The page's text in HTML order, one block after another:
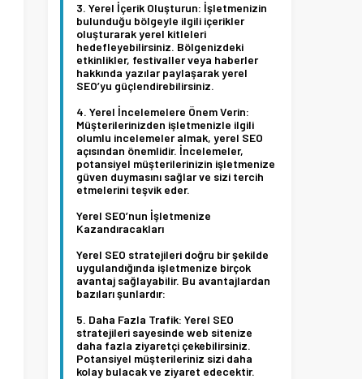
Yerel İçerik Oluşturun: İşletmenizin
bulunduğu bölgeyle ilgili içerikler
oluşturarak yerel kitleleri
hedefleyebilirsiniz. Bölgenizdeki
etkinlikler, festivaller veya haberler
hakkında yazılar paylaşarak yerel
SEO’yu güçlendirebilirsiniz.
Yerel İncelemelere Önem Verin:
Müşterilerinizden işletmenizle ilgili
olumlu incelemeler almak, yerel SEO
açısından önemlidir. İncelemeler,
potansiyel müşterilerinizin işletmenize
güven duymasını sağlar ve sizi tercih
etmelerini teşvik eder.
Yerel SEO’nun İşletmenize
Kazandıracakları
Yerel SEO stratejileri doğru bir şekilde
uygulandığında işletmenize birçok
avantaj sağlayabilir. Bu avantajlardan
bazıları şunlardır:
Daha Fazla Trafik: Yerel SEO
stratejileri sayesinde web sitenize
daha fazla ziyaretçi çekebilirsiniz.
Potansiyel müşterileriniz sizi daha
kolay bulacak ve ziyaret edecektir.